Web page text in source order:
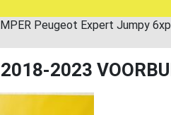
Peugeot Expert Jumpy
2023